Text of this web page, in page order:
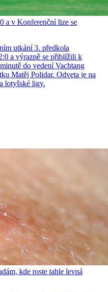
a v Konferenční lize se
utkání 3. předkola
a výrazně se přiblížili k
do vedení Vachtang
Matěj Polidar. Odveta je na
lotyšské ligy.
kde roste tahle levná